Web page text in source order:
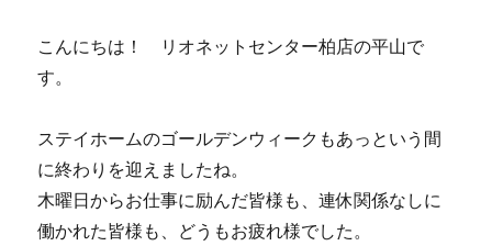
こんにちは！ リオネットセンター柏店の平山で
す。
ステイホームのゴールデンウィークもあっという間
に終わりを迎えましたね。
木曜日からお仕事に励んだ皆様も、連休関係なしに
働かれた皆様も、どうもお疲れ様でした。